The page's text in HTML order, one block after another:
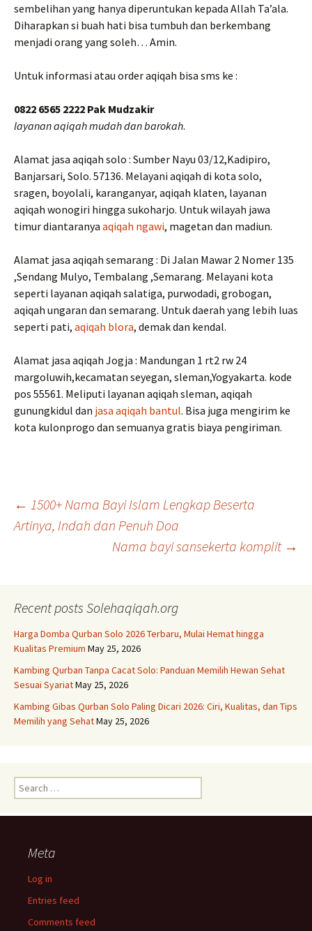
sembelihan yang hanya diperuntukan kepada Allah Ta’ala.
Diharapkan si buah hati bisa tumbuh dan berkembang
menjadi orang yang soleh… Amin.
Untuk informasi atau order aqiqah bisa sms ke :
0822 6565 2222 Pak Mudzakir
layanan aqiqah mudah dan barokah.
Alamat jasa aqiqah solo : Sumber Nayu 03/12,Kadipiro,
Banjarsari, Solo. 57136. Melayani aqiqah di kota solo,
sragen, boyolali, karanganyar, aqiqah klaten, layanan
aqiqah wonogiri hingga sukoharjo. Untuk wilayah jawa
timur diantaranya aqiqah ngawi, magetan dan madiun.
Alamat jasa aqiqah semarang : Di Jalan Mawar 2 Nomer 135
,Sendang Mulyo, Tembalang ,Semarang. Melayani kota
seperti layanan aqiqah salatiga, purwodadi, grobogan,
aqiqah ungaran dan semarang. Untuk daerah yang lebih luas
seperti pati, aqiqah blora, demak dan kendal.
Alamat jasa aqiqah Jogja : Mandungan 1 rt2 rw 24
margoluwih,kecamatan seyegan, sleman,Yogyakarta. kode
pos 55561. Meliputi layanan aqiqah sleman, aqiqah
gunungkidul dan jasa aqiqah bantul. Bisa juga mengirim ke
kota kulonprogo dan semuanya gratis biaya pengiriman.
Post
navigation
← 1500+ Nama Bayi Islam Lengkap Beserta
Artinya, Indah dan Penuh Doa
Nama bayi sansekerta komplit →
Recent posts Solehaqiqah.org
Harga Domba Qurban Solo 2026 Terbaru, Mulai Hemat hingga
Kualitas Premium May 25, 2026
Kambing Qurban Tanpa Cacat Solo: Panduan Memilih Hewan Sehat
Sesuai SyariatMay 25, 2026
Kambing Gibas Qurban Solo Paling Dicari 2026: Ciri, Kualitas, dan Tips
Memilih yang SehatMay 25, 2026
Search
for:
Meta
Log in
Entries feed
Comments feed